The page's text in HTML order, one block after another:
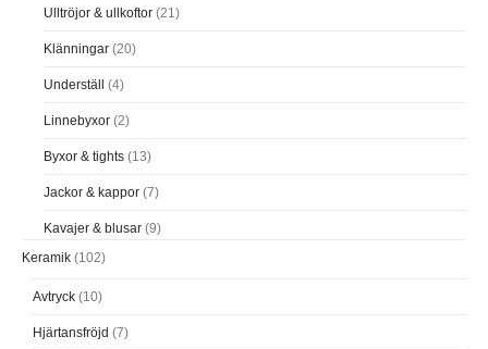
Ulltröjor & ullkoftor (21)
Klänningar (20)
Underställ (4)
Linnebyxor (2)
Byxor & tights (13)
Jackor & kappor (7)
Kavajer & blusar (9)
Keramik (102)
Avtryck (10)
Hjärtansfröjd (7)